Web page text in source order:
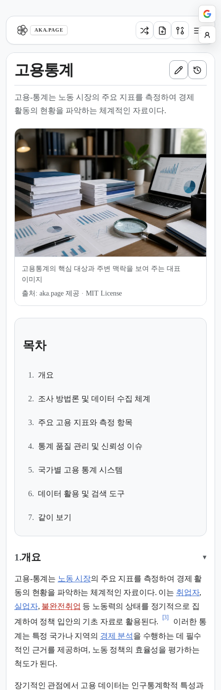
AKA.PAGE
고용통계
고용-통계는 노동 시장의 주요 지표를 측정하여 경제
활동의 현황을 파악하는 체계적인 자료이다.
고용통계의 핵심 대상과 주변 맥락을 보여 주는 대표
이미지
출처: aka.page 제공 · MIT License
목차
1. 개요
2. 조사 방법론 및 데이터 수집 체계
3. 주요 고용 지표와 측정 항목
4. 통계 품질 관리 및 신뢰성 이슈
5. 국가별 고용 통계 시스템
6. 데이터 활용 및 검색 도구
7. 같이 보기
1.개요 ▾
고용-통계는 노동 시장의 주요 지표를 측정하여 경제 활
동의 현황을 파악하는 체계적인 자료이다. 이는 취업자,
실업자, 불완전취업 등 노동력의 상태를 정기적으로 집
계하여 정책 입안의 기초 자료로 활용된다.
[3]
이러한 통
계는 특정 국가나 지역의 경제 분석을 수행하는 데 필수
적인 근거를 제공하며, 노동 정책의 효율성을 평가하는
척도가 된다.
장기적인 관점에서 고용 데이터는 인구통계학적 특성과